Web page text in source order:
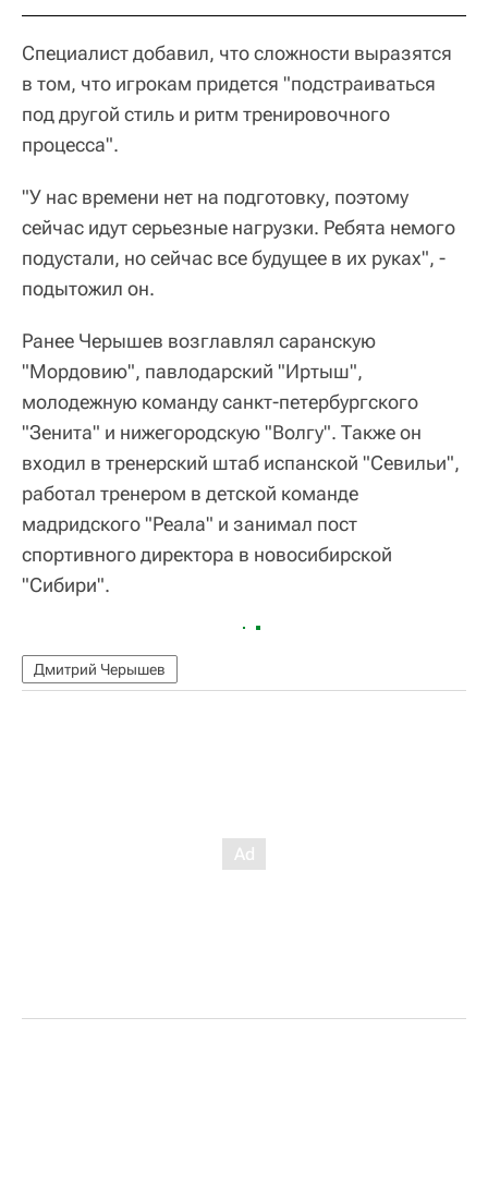
Специалист добавил, что сложности выразятся
в том, что игрокам придется "подстраиваться
под другой стиль и ритм тренировочного
процесса".
"У нас времени нет на подготовку, поэтому
сейчас идут серьезные нагрузки. Ребята немого
подустали, но сейчас все будущее в их руках", -
подытожил он.
Ранее Черышев возглавлял саранскую
"Мордовию", павлодарский "Иртыш",
молодежную команду санкт-петербургского
"Зенита" и нижегородскую "Волгу". Также он
входил в тренерский штаб испанской "Севильи",
работал тренером в детской команде
мадридского "Реала" и занимал пост
спортивного директора в новосибирской
"Сибири".
Дмитрий Черышев